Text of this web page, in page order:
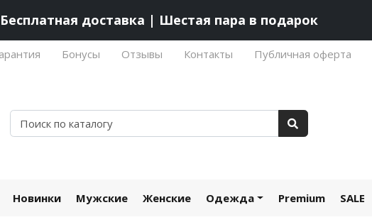
Бесплатная доставка | Шестая пара в подарок
Бонусы Отзывы Контакты Публичная оферта
Новинки Мужские Женские Одежда Premium SALE